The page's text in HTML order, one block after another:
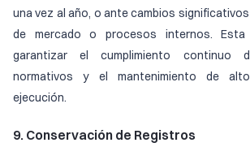
una vez al año, o ante cambios
de mercado o procesos internos.
garantizar el cumplimiento continuo
normativos y el mantenimiento de
ejecución.
9. Conservación de Registros